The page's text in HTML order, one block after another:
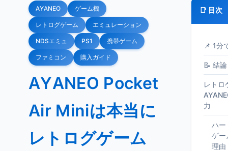
AYANEO ゲーム機
レトログゲーム エミュレーション
NDSエミュ PS1 携帯ゲーム
ファミコン 購入ガイド
AYANEO Pocket
Air Miniは本当に
レトログゲーム
📑 目次
📌 1分
📝 結論
レトロ
力
ハー
ゲー
理由